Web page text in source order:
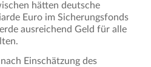
hätten deutsche
Euro im Sicherungsfonds
ausreichend Geld für alle
Einschätzung des